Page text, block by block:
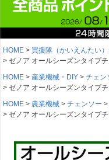
HOME
買援隊（かいえんたい
ゼノア オールシーズンタイプ
HOME
産業機械・DIY チェン
ゼノア オールシーズンタイプ
HOME
農業機械 チェンソー
ゼノア オールシーズンタイプ